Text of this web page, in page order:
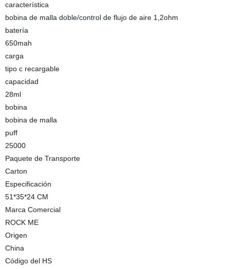
característica
bobina de malla doble/control de flujo de aire 1,2ohm
batería
650mah
carga
tipo c recargable
capacidad
28ml
bobina
bobina de malla
puff
25000
Paquete de Transporte
Carton
Especificación
51*35*24 CM
Marca Comercial
ROCK ME
Origen
China
Código del HS